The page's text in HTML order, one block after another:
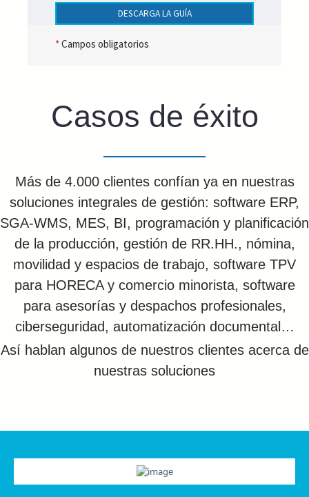
DESCARGA LA GUÍA
*Campos obligatorios
Casos de éxito
Más de 4.000 clientes confían ya en nuestras
soluciones integrales de gestión: software ERP,
SGA-WMS, MES, BI, programación y planificación
de la producción, gestión de RR.HH., nómina,
movilidad y espacios de trabajo, software TPV
para HORECA y comercio minorista, software
para asesorías y despachos profesionales,
ciberseguridad, automatización documental…
Así hablan algunos de nuestros clientes acerca de
nuestras soluciones